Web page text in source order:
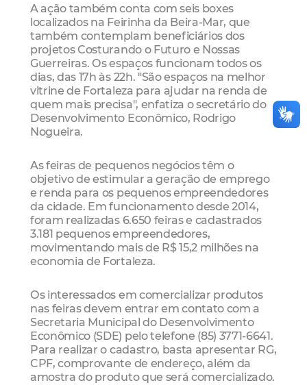
A ação também conta com seis boxes
localizados na Feirinha da Beira-Mar, que
também contemplam beneficiários dos
projetos Costurando o Futuro e Nossas
Guerreiras. Os espaços funcionam todos os
dias, das 17h às 22h. "São espaços na melhor
vitrine de Fortaleza para ajudar na renda de
quem mais precisa", enfatiza o secretário do
Desenvolvimento Econômico, Rodrigo
Nogueira.
As feiras de pequenos negócios têm o
objetivo de estimular a geração de emprego
e renda para os pequenos empreendedores
da cidade. Em funcionamento desde 2014,
foram realizadas 6.650 feiras e cadastrados
3.181 pequenos empreendedores,
movimentando mais de R$ 15,2 milhões na
economia de Fortaleza.
Os interessados em comercializar produtos
nas feiras devem entrar em contato com a
Secretaria Municipal do Desenvolvimento
Econômico (SDE) pelo telefone (85) 3771-6641.
Para realizar o cadastro, basta apresentar RG,
CPF, comprovante de endereço, além da
amostra do produto que será comercializado.